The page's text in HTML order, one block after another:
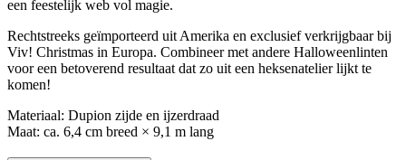
een feestelijk web vol magie.
Rechtstreeks geïmporteerd uit Amerika en exclusief verkrijgbaar bij
Viv! Christmas in Europa. Combineer met andere Halloweenlinten
voor een betoverend resultaat dat zo uit een heksenatelier lijkt te
komen!
Materiaal: Dupion zijde en ijzerdraad
Maat: ca. 6,4 cm breed × 9,1 m lang